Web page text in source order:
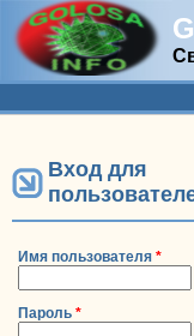
Вход для
Имя пользователя *
Пароль *